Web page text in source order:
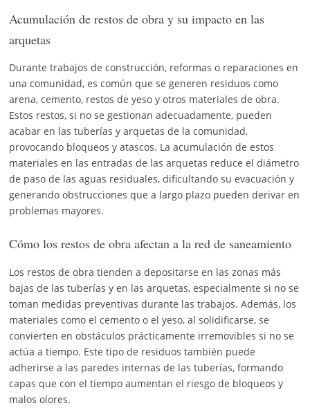
Acumulación de restos de obra y su impacto en las
arquetas
Durante trabajos de construcción, reformas o reparaciones en
una comunidad, es común que se generen residuos como
arena, cemento, restos de yeso y otros materiales de obra.
Estos restos, si no se gestionan adecuadamente, pueden
acabar en las tuberías y arquetas de la comunidad,
provocando bloqueos y atascos. La acumulación de estos
materiales en las entradas de las arquetas reduce el diámetro
de paso de las aguas residuales, dificultando su evacuación y
generando obstrucciones que a largo plazo pueden derivar en
problemas mayores.
Cómo los restos de obra afectan a la red de saneamiento
Los restos de obra tienden a depositarse en las zonas más
bajas de las tuberías y en las arquetas, especialmente si no se
toman medidas preventivas durante las trabajos. Además, los
materiales como el cemento o el yeso, al solidificarse, se
convierten en obstáculos prácticamente irremovibles si no se
actúa a tiempo. Este tipo de residuos también puede
adherirse a las paredes internas de las tuberías, formando
capas que con el tiempo aumentan el riesgo de bloqueos y
malos olores.